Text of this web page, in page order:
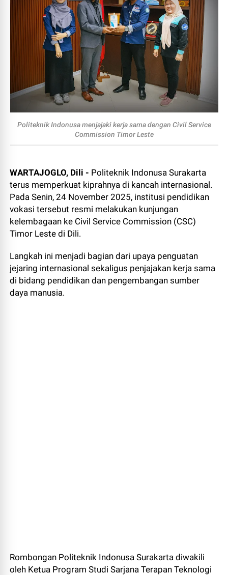
Politeknik Indonusa menjajaki kerja sama dengan Civil Service
Commission Timor Leste
WARTAJOGLO, Dili - Politeknik Indonusa Surakarta
terus memperkuat kiprahnya di kancah internasional.
Pada Senin, 24 November 2025, institusi pendidikan
vokasi tersebut resmi melakukan kunjungan
kelembagaan ke Civil Service Commission (CSC)
Timor Leste di Dili.
Langkah ini menjadi bagian dari upaya penguatan
jejaring internasional sekaligus penjajakan kerja sama
di bidang pendidikan dan pengembangan sumber
daya manusia.
Rombongan Politeknik Indonusa Surakarta diwakili
oleh Ketua Program Studi Sarjana Terapan Teknologi